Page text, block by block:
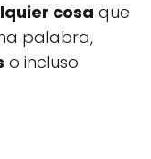
cosa que
palabra,
o incluso